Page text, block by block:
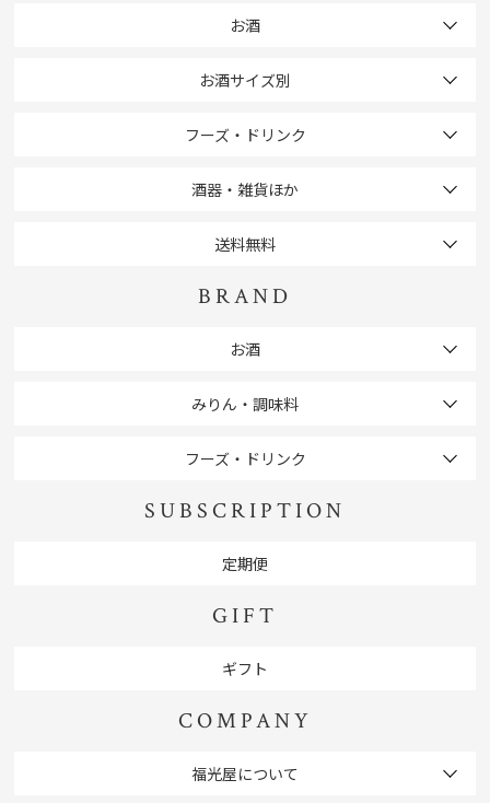
お酒
お酒サイズ別
フーズ・ドリンク
酒器・雑貨ほか
送料無料
BRAND
お酒
みりん・調味料
フーズ・ドリンク
SUBSCRIPTION
定期便
GIFT
ギフト
COMPANY
福光屋について